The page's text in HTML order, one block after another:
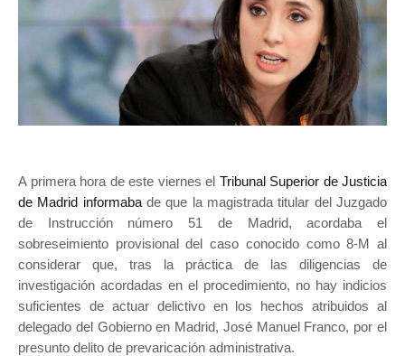
A primera hora de este viernes el Tribunal Superior de Justicia
de Madrid informabade que la magistrada titular del Juzgado
de Instrucción número 51 de Madrid, acordaba el
sobreseimiento provisional del caso conocido como 8-M al
considerar que, tras la práctica de las diligencias de
investigación acordadas en el procedimiento, no hay indicios
suficientes de actuar delictivo en los hechos atribuidos al
delegado del Gobierno en Madrid, José Manuel Franco, por el
presunto delito de prevaricación administrativa.